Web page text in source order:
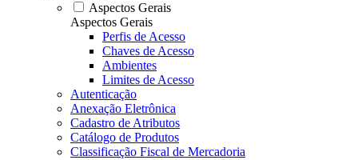
Aspectos Gerais
Aspectos Gerais
Perfis de Acesso
Chaves de Acesso
Ambientes
Limites de Acesso
Autenticação
Anexação Eletrônica
Cadastro de Atributos
Catálogo de Produtos
Classificação Fiscal de Mercadoria